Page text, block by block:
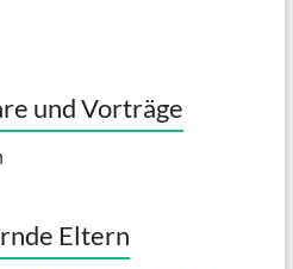
und Vorträge
Eltern